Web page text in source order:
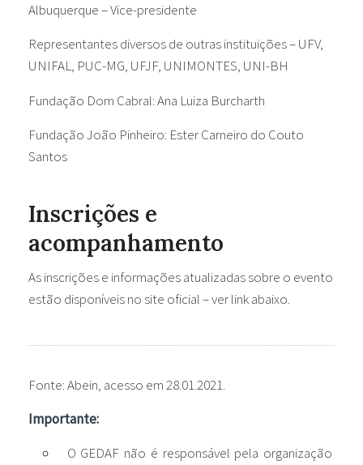
Albuquerque – Vice-presidente
Representantes diversos de outras instituições – UFV,
UNIFAL, PUC-MG, UFJF, UNIMONTES, UNI-BH
Fundação Dom Cabral: Ana Luiza Burcharth
Fundação João Pinheiro: Ester Carneiro do Couto
Santos
Inscrições e
acompanhamento
As inscrições e informações atualizadas sobre o evento
estão disponíveis no site oficial – ver link abaixo.
Fonte: Abein, acesso em 28.01.2021.
Importante:
O GEDAF não é responsável pela organização